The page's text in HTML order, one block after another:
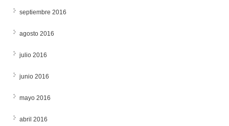
septiembre 2016
agosto 2016
julio 2016
junio 2016
mayo 2016
abril 2016